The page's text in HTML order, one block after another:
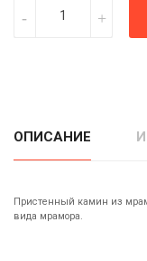
ОПИСАНИЕ
Пристенный камин из
вида мрамора.